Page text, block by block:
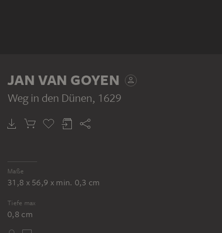
JAN VAN GOYEN
Weg in den Dünen, 1629
Maße
31,8 x 56,9 x min. 0,3 cm
Tiefe max
0,8 cm